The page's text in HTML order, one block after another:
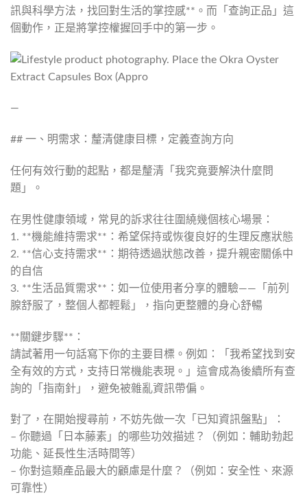
訊與科學方法，找回對生活的掌控感**。而「查詢正品」這
個動作，正是將掌控權握回手中的第一步。
—
## 一、明需求：釐清健康目標，定義查詢方向
任何有效行動的起點，都是釐清「我究竟要解決什麼問
題」。
在男性健康領域，常見的訴求往往圍繞幾個核心場景：
1. **機能維持需求**：希望保持或恢復良好的生理反應狀態
2. **信心支持需求**：期待透過狀態改善，提升親密關係中
的自信
3. **生活品質需求**：如一位使用者分享的體驗——「前列
腺舒服了，整個人都輕鬆」，指向更整體的身心舒暢
**關鍵步驟**：
請試著用一句話寫下你的主要目標。例如：「我希望找到安
全有效的方式，支持日常機能表現。」這會成為後續所有查
詢的「指南針」，避免被雜亂資訊帶偏。
對了，在開始搜尋前，不妨先做一次「已知資訊盤點」：
– 你聽過「日本藤素」的哪些功效描述？（例如：輔助勃起
功能、延長性生活時間等）
– 你對這類產品最大的顧慮是什麼？（例如：安全性、來源
可靠性）